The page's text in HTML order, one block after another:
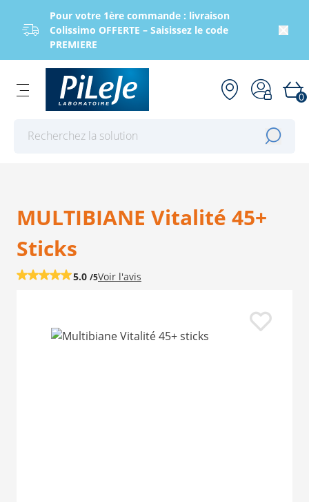
Pour votre 1ère commande : livraison
Colissimo OFFERTE – Saisissez le code
PREMIERE
0
MULTIBIANE Vitalité 45+
Sticks
5.0 /5Voir l'avis